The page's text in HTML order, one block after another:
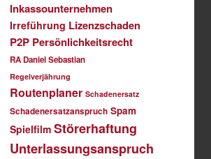
Inkassounternehmen
Irreführung Lizenzschaden
P2P Persönlichkeitsrecht
RA Daniel Sebastian
Regelverjährung
Routenplaner Schadenersatz
Schadenersatzanspruch Spam
Spielfilm Störerhaftung
Unterlassungsanspruch